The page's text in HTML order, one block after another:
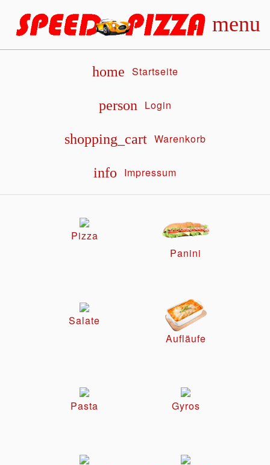
menu
home Startseite
person Login
shopping_cart Warenkorb
info Impressum
Pizza
Panini
Salate
Aufläufe
Pasta Gyros